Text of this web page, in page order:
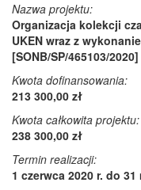
Nazwa projektu:
Organizacja kolekcji
UKEN wraz z
[SONB/SP/465103/2020]
Kwota dofinansowania:
213 300,00 zł
Kwota całkowita projektu:
238 300,00 zł
Termin realizacji:
1 czerwca 2020 r. do 31